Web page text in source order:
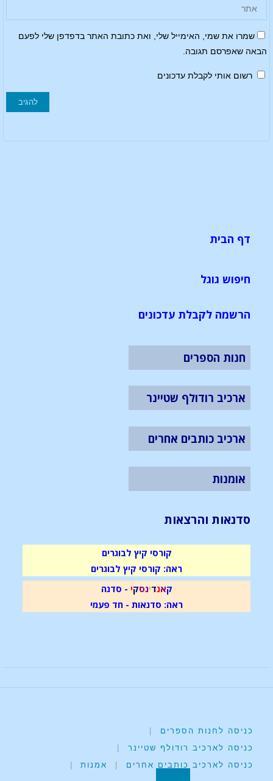
שמרו את שמי, האימייל שלי, ואת כתובת האתר בדפדפן שלי לפעם
הבאה שאפרסם תגובה.
רשום אותי לקבלת עדכונים
דף הבית
חיפוש גוגל
הרשמה לקבלת עדכונים
חנות הספרים
ארכיב רודולף שטיינר
ארכיב כותבים אחרים
אומנות
סדנאות והרצאות
קורסי קיץ לבוגרים
ראה: קורסי קיץ לבוגרים
קאנדינסקי - סדנה
ראה: סדנאות - חד פעמי
כניסה לחנות הספרים
|
כניסה לארכיב רודולף שטיינר
|
כניסה לארכיב כותבים אחרים
| אמנות |